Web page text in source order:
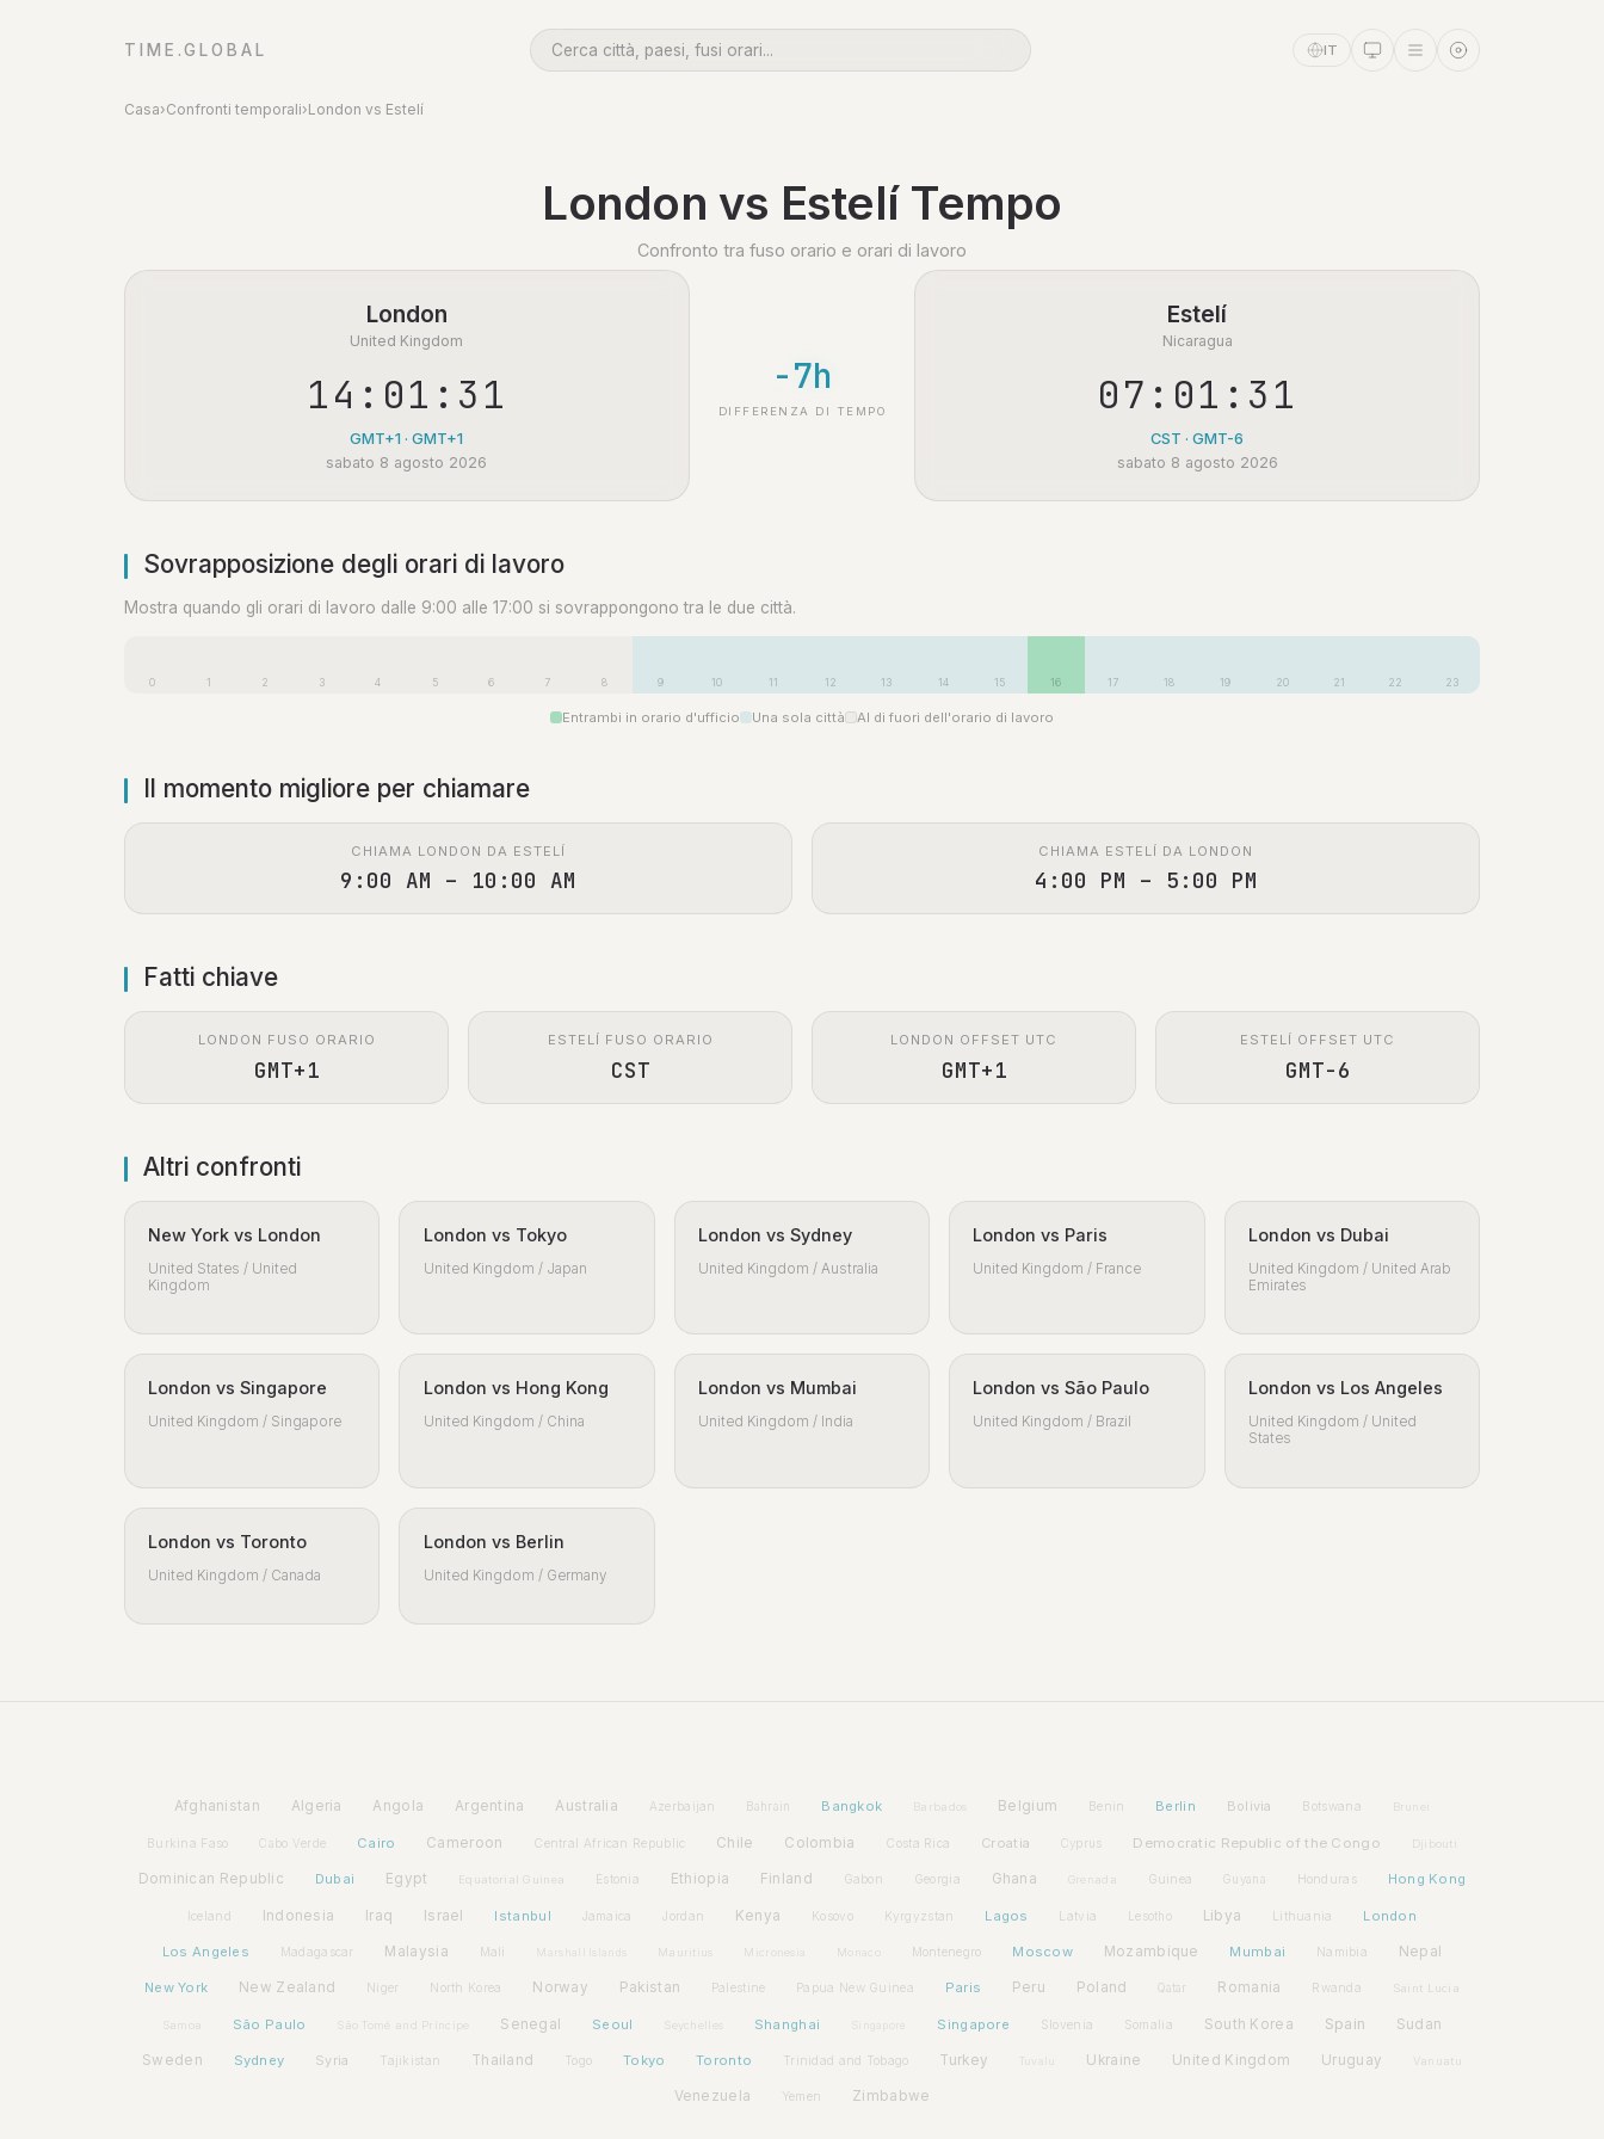
TIME.GLOBAL IT
Casa›Confronti temporali›London vs Estelí
London vs Estelí Tempo
Confronto tra fuso orario e orari di lavoro
London
United Kingdom
14:01:31
GMT+1 · GMT+1
sabato 8 agosto 2026
-7h
DIFFERENZA DI TEMPO
Estelí
Nicaragua
07:01:31
CST · GMT-6
sabato 8 agosto 2026
Sovrapposizione degli orari di lavoro
Mostra quando gli orari di lavoro dalle 9:00 alle 17:00 si sovrappongono tra le due città.
0 1 2 3 4 5 6 7 8 9 10 11 12 13 14 15 16 17 18 19 20 21 22 23
Entrambi in orario d'ufficio Una sola città Al di fuori dell'orario di lavoro
Il momento migliore per chiamare
CHIAMA LONDON DA ESTELÍ
9:00 AM – 10:00 AM
CHIAMA ESTELÍ DA LONDON
4:00 PM – 5:00 PM
Fatti chiave
LONDON FUSO ORARIO
GMT+1
ESTELÍ FUSO ORARIO
CST
LONDON OFFSET UTC
GMT+1
ESTELÍ OFFSET UTC
GMT-6
Altri confronti
New York vs London
United States / United
Kingdom
London vs Tokyo
United Kingdom / Japan
London vs Sydney
United Kingdom / Australia
London vs Paris
United Kingdom / France
London vs Dubai
United Kingdom / United Arab
Emirates
London vs Singapore
United Kingdom / Singapore
London vs Hong Kong
United Kingdom / China
London vs Mumbai
United Kingdom / India
London vs São Paulo
United Kingdom / Brazil
London vs Los Angeles
United Kingdom / United
States
London vs Toronto
United Kingdom / Canada
London vs Berlin
United Kingdom / Germany
Afghanistan Algeria Angola Argentina Australia Azerbaijan Bahrain Bangkok Barbados Belgium Benin Berlin Bolivia Botswana Brunei
Burkina Faso Cabo Verde Cairo Cameroon Central African Republic Chile Colombia Costa Rica Croatia Cyprus Democratic Republic of the Congo Djibouti
Dominican Republic Dubai Egypt Equatorial Guinea Estonia Ethiopia Finland Gabon Georgia Ghana Grenada Guinea Guyana Honduras Hong Kong
Iceland Indonesia Iraq Israel Istanbul Jamaica Jordan Kenya Kosovo Kyrgyzstan Lagos Latvia Lesotho Libya Lithuania London
Los Angeles Madagascar Malaysia Mali Mauritius Micronesia Monaco Montenegro Moscow Mozambique Mumbai Namibia Nepal
New York New Zealand Niger North Korea Norway Pakistan Palestine Papua New Guinea Paris Peru Poland Qatar Romania Rwanda Saint Lucia
Samoa São Paulo São Tomé and Príncipe Senegal Seoul Seychelles Shanghai Singapore Slovenia Somalia South Korea Spain Sudan
Sweden Sydney Syria Tajikistan Thailand Togo Tokyo Toronto Trinidad and Tobago Turkey Tuvalu Ukraine United Kingdom Uruguay Vanuatu
Venezuela Yemen Zimbabwe